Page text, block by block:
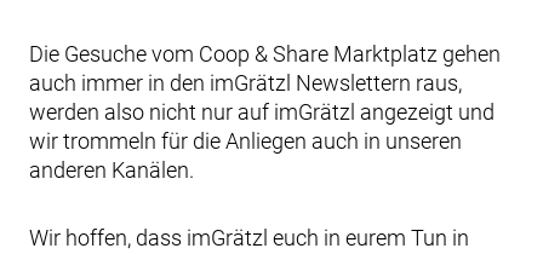
Die Gesuche vom Coop & Share Marktplatz gehen
auch immer in den imGrätzl Newslettern raus,
werden also nicht nur auf imGrätzl angezeigt und
wir trommeln für die Anliegen auch in unseren
anderen Kanälen.
Wir hoffen, dass imGrätzl euch in eurem Tun in